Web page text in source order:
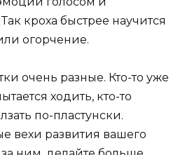
кроха быстрее научится
огорчение.
очень разные. Кто-то уже
ходить, кто-то
по-пластунски.
вехи развития вашего